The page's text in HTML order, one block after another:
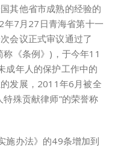
其他省市成熟的经验的
年7月27日青海省第十一
会议正式审议通过了
称《条例》)，于今年11
成年人的保护工作中的
发展，2011年6月被全
殊贡献律师”的荣誉称
办法》的49条增加到